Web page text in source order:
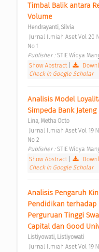
Timbal Balik antara
Volume
Hendrayanti, Silvia
No 1
Publisher : STIE Widya
Show Abstract
Check in Google Scholar
Analisis Model
Simpeda Bank Jateng
Lina, Metha Octo
No 2
Publisher : STIE Widya
Show Abstract
Check in Google Scholar
Analisis Pengaruh
Pendidikan terhadap
Perguruan Tinggi
Capital dan Good
Listiyowati, Listiyowati